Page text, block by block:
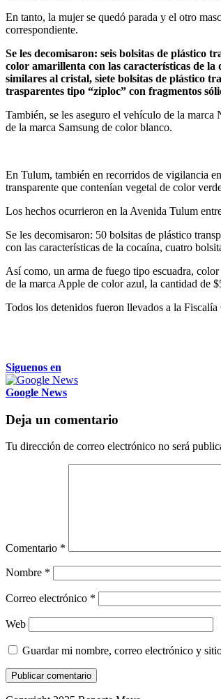
En tanto, la mujer se quedó parada y el otro
correspondiente.
Se les decomisaron: seis bolsitas de plástico
color amarillenta con las características de
similares al cristal, siete bolsitas de plástico
trasparentes tipo “ziploc” con fragmentos
También, se les aseguro el vehículo de la
de la marca Samsung de color blanco.
En Tulum, también en recorridos de vigilancia
transparente que contenían vegetal de color
Los hechos ocurrieron en la Avenida Tulum
Se les decomisaron: 50 bolsitas de plástico
con las características de la cocaína, cuatro
Así como, un arma de fuego tipo escuadra,
de la marca Apple de color azul, la cantidad de
Todos los detenidos fueron llevados a la
Siguenos en
Google News
Deja un comentario
Tu dirección de correo electrónico no será
Comentario *
Nombre *
Correo electrónico *
Web
Guardar mi nombre, correo electrónico y